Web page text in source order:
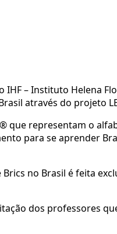
– Instituto Helena
através do projeto
que representam o
para se aprender
no Brasil é feita
dos professores